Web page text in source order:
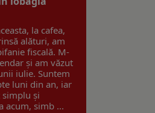
la cafea,
alături, am
fiscală. M-
și am văzut
iulie. Suntem
luni din an, iar
și
acum, simb ...